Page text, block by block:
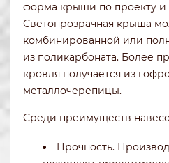
форма крыши по проекту и
Светопрозрачная крыша
комбинированной или
из поликарбоната. Более
кровля получается из
металлочерепицы.
Среди преимуществ
Прочность.